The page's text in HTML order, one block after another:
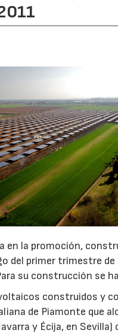
en la promoción,
del primer trimestre
su construcción se
construidos y
de Piamonte que
y Écija, en Sevilla)